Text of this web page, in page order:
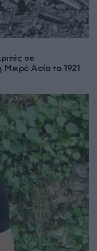
σε
Ασία το 1921